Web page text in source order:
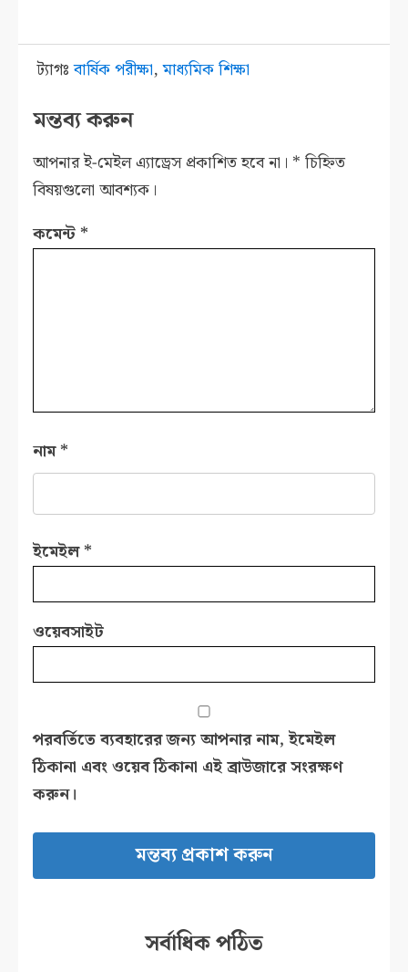
ট্যাগঃবার্ষিক পরীক্ষা,মাধ্যমিক শিক্ষা
মন্তব্য করুন
আপনার ই-মেইল এ্যাড্রেস প্রকাশিত হবে না। * চিহ্নিত
বিষয়গুলো আবশ্যক।
কমেন্ট *
নাম*
ইমেইল*
ওয়েবসাইট
পরবর্তিতে ব্যবহারের জন্য আপনার নাম, ইমেইল
ঠিকানা এবং ওয়েব ঠিকানা এই ব্রাউজারে সংরক্ষণ
করুন।
সর্বাধিক পঠিত